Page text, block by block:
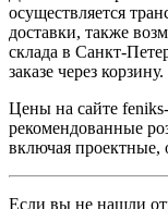
осуществляется
доставки, также
склада в Санкт-
заказе через корзину.
Цены на сайте
рекомендованные
включая проектные,
Если вы не нашли